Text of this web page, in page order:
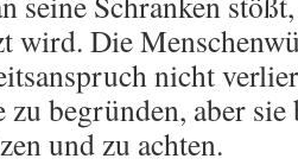
wird. Die
nicht
zu begründen, aber sie
und zu achten.